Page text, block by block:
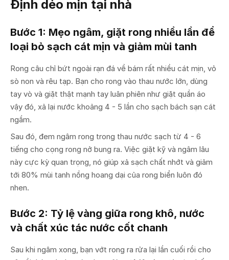
Định dẻo mịn tại nhà
Bước 1: Mẹo ngâm, giặt rong nhiều lần để
loại bỏ sạch cát mịn và giảm mùi tanh
Rong câu chỉ bứt ngoài rạn đá về bám rất nhiều cát mịn, vỏ
sò non và rêu tạp. Bạn cho rong vào thau nước lớn, dùng
tay vò và giặt thật mạnh tay luân phiên như giặt quần áo
vậy đó, xả lại nước khoảng 4 - 5 lần cho sạch bách sạn cát
ngầm.
Sau đó, đem ngâm rong trong thau nước sạch từ 4 - 6
tiếng cho cọng rong nở bung ra. Việc giặt kỹ và ngâm lâu
này cực kỳ quan trọng, nó giúp xả sạch chất nhớt và giảm
tới 80% mùi tanh nồng hoang dại của rong biển luôn đó
nhen.
Bước 2: Tỷ lệ vàng giữa rong khô, nước
và chất xúc tác nước cốt chanh
Sau khi ngâm xong, bạn vớt rong ra rửa lại lần cuối rồi cho